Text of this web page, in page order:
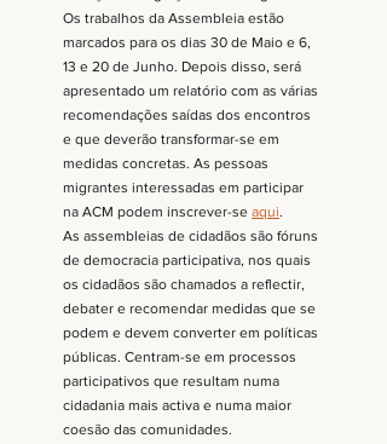
Os trabalhos da Assembleia estão
marcados para os dias 30 de Maio e 6,
13 e 20 de Junho. Depois disso, será
apresentado um relatório com as várias
recomendações saídas dos encontros
e que deverão transformar-se em
medidas concretas. As pessoas
migrantes interessadas em participar
na ACM podem inscrever-se aqui.
As assembleias de cidadãos são fóruns
de democracia participativa, nos quais
os cidadãos são chamados a reflectir,
debater e recomendar medidas que se
podem e devem converter em políticas
públicas. Centram-se em processos
participativos que resultam numa
cidadania mais activa e numa maior
coesão das comunidades.